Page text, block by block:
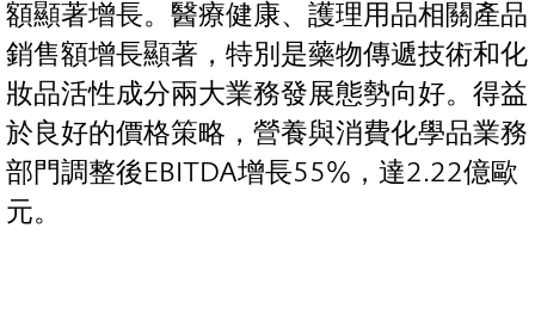
額顯著增長。醫療健康、護理用品相關產品
銷售額增長顯著，特別是藥物傳遞技術和化
妝品活性成分兩大業務發展態勢向好。得益
於良好的價格策略，營養與消費化學品業務
部門調整後EBITDA增長55%，達2.22億歐
元。